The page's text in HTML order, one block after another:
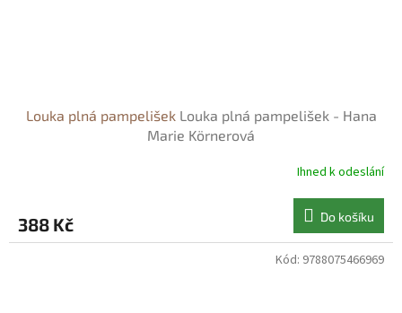
Louka plná pampelišek Louka plná pampelišek - Hana
Marie Körnerová
Ihned k odeslání
388 Kč Do košíku
Kód: 9788075466969